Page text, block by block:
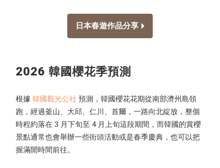
日本春遊作品分享
2026 韓國櫻花季預測
根據 韓國觀光公社 預測，韓國櫻花花期從南部濟州島領
跑，經過釜山、大邱、仁川、首爾，一路向北綻放，整個
時程約落在 3 月下旬至 4 月上旬這段期間，而韓國的賞櫻
景點通常也會舉辦一些街頭活動或是春季慶典，也可以把
握滿開時間前往。